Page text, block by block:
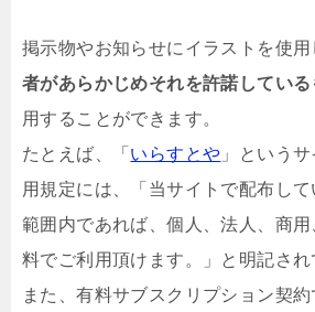
掲示物やお知らせにイラストを使用
者があらかじめそれを許諾している
用することができます。
たとえば、「 いらすとや 」という
用規定には、「当サイトで配布し
範囲内であれば、個人、法人、商
料でご利用頂けます。」と明記され
また、有料サブスクリプション契